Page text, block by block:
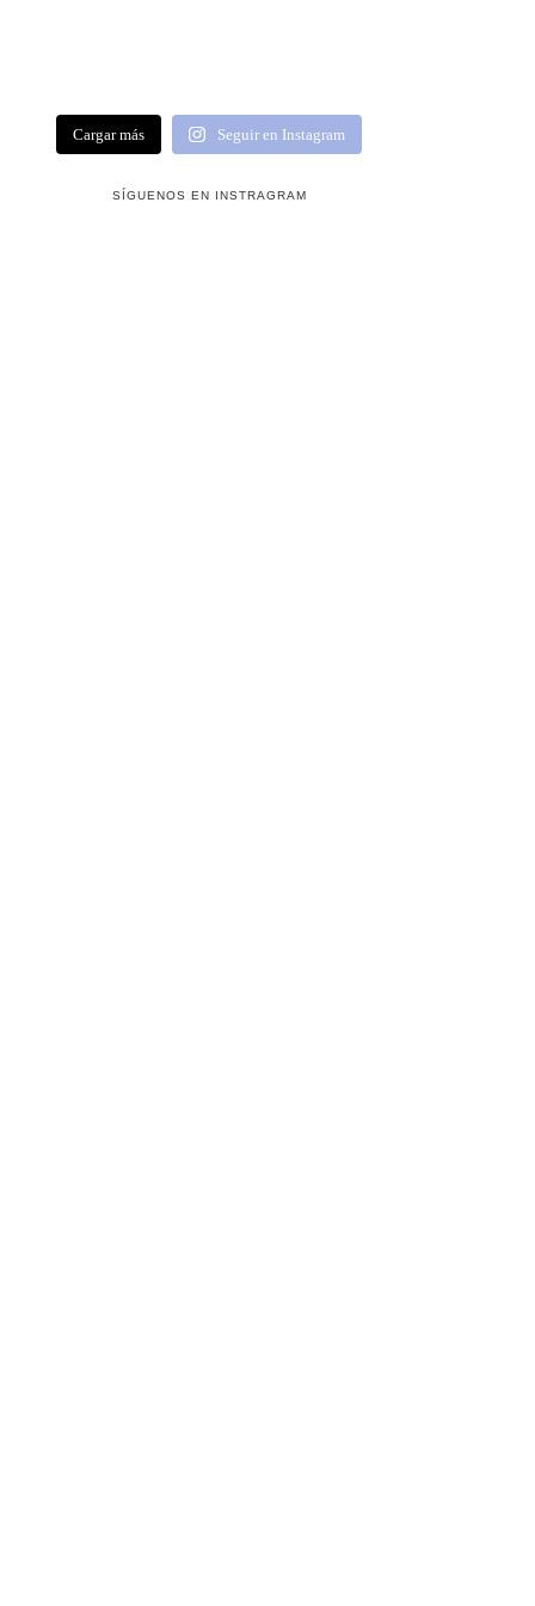
Cargar más Seguir en Instagram
SÍGUENOS EN INSTRAGRAM